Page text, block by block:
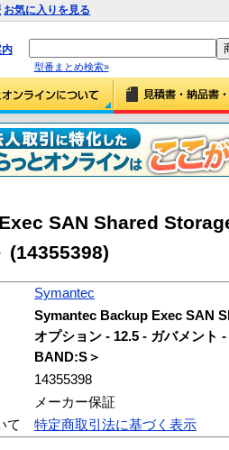
お気に入りを見る
型番まとめ検索»
SAN Shared
(14355398)
Symantec
Symantec Backup Exec SAN
オプション - 12.5 - ガバメント
BAND:S＞
14355398
メーカー保証
て
特定商取引法に基づく表示